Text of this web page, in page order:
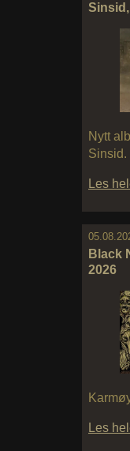
Nytt
Sinsid.
Les
Black
2026
Les